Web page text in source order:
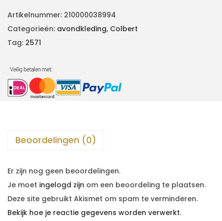
Artikelnummer: 210000038994
Categorieën: avondkleding, Colbert
Tag: 2571
Beoordelingen (0)
Er zijn nog geen beoordelingen.
Je moet ingelogd zijn om een beoordeling te plaatsen.
Deze site gebruikt Akismet om spam te verminderen.
Bekijk hoe je reactie gegevens worden verwerkt.